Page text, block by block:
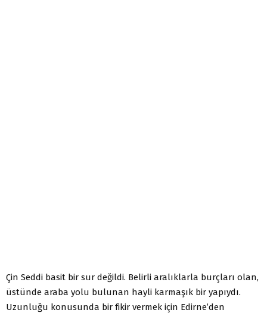
Çin Seddi basit bir sur değildi. Belirli aralıklarla burçları olan,
üstünde araba yolu bulunan hayli karmaşık bir yapıydı.
Uzunluğu konusunda bir fikir vermek için Edirne’den